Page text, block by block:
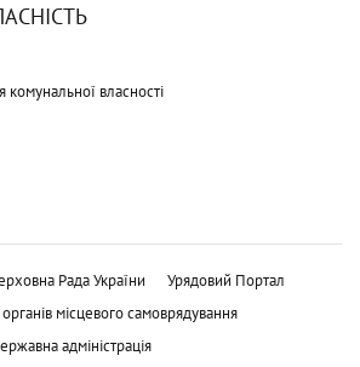
власності
Рада України
Урядовий Портал
органів місцевого самоврядування
адміністрація